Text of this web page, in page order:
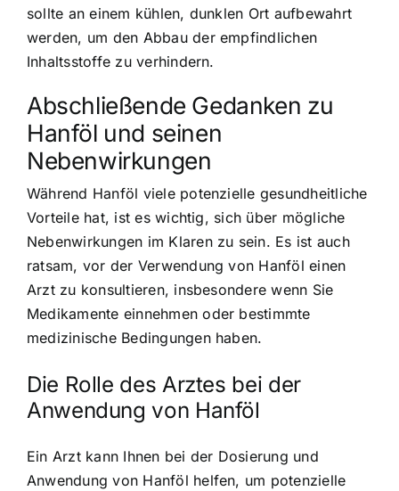
sollte an einem kühlen, dunklen Ort aufbewahrt
werden, um den Abbau der empfindlichen
Inhaltsstoffe zu verhindern.
Abschließende Gedanken zu
Hanföl und seinen
Nebenwirkungen
Während Hanföl viele potenzielle gesundheitliche
Vorteile hat, ist es wichtig, sich über mögliche
Nebenwirkungen im Klaren zu sein. Es ist auch
ratsam, vor der Verwendung von Hanföl einen
Arzt zu konsultieren, insbesondere wenn Sie
Medikamente einnehmen oder bestimmte
medizinische Bedingungen haben.
Die Rolle des Arztes bei der
Anwendung von Hanföl
Ein Arzt kann Ihnen bei der Dosierung und
Anwendung von Hanföl helfen, um potenzielle